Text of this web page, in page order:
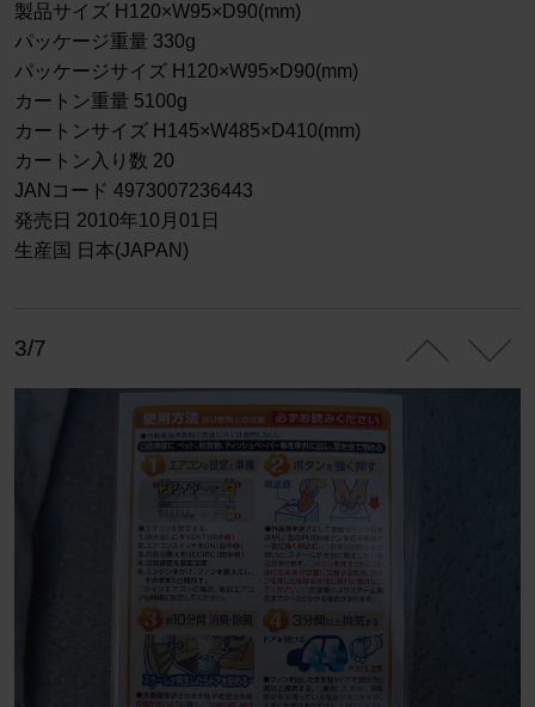
製品サイズ H120×W95×D90(mm)
パッケージ重量 330g
パッケージサイズ H120×W95×D90(mm)
カートン重量 5100g
カートンサイズ H145×W485×D410(mm)
カートン入り数 20
JANコード 4973007236443
発売日 2010年10月01日
生産国 日本(JAPAN)
3/7